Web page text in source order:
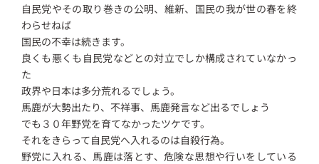
自民党やその取り巻きの公明、維新、国民の我が世の春を終
わらせねば
国民の不幸は続きます。
良くも悪くも自民党などとの対立でしか構成されていなかっ
た
政界や日本は多分荒れるでしょう。
馬鹿が大勢出たり、不祥事、馬鹿発言など出るでしょう
でも３０年野党を育てなかったツケです。
それをきらって自民党へ入れるのは自殺行為。
野党に入れる、馬鹿は落とす、危険な思想や行いをしている